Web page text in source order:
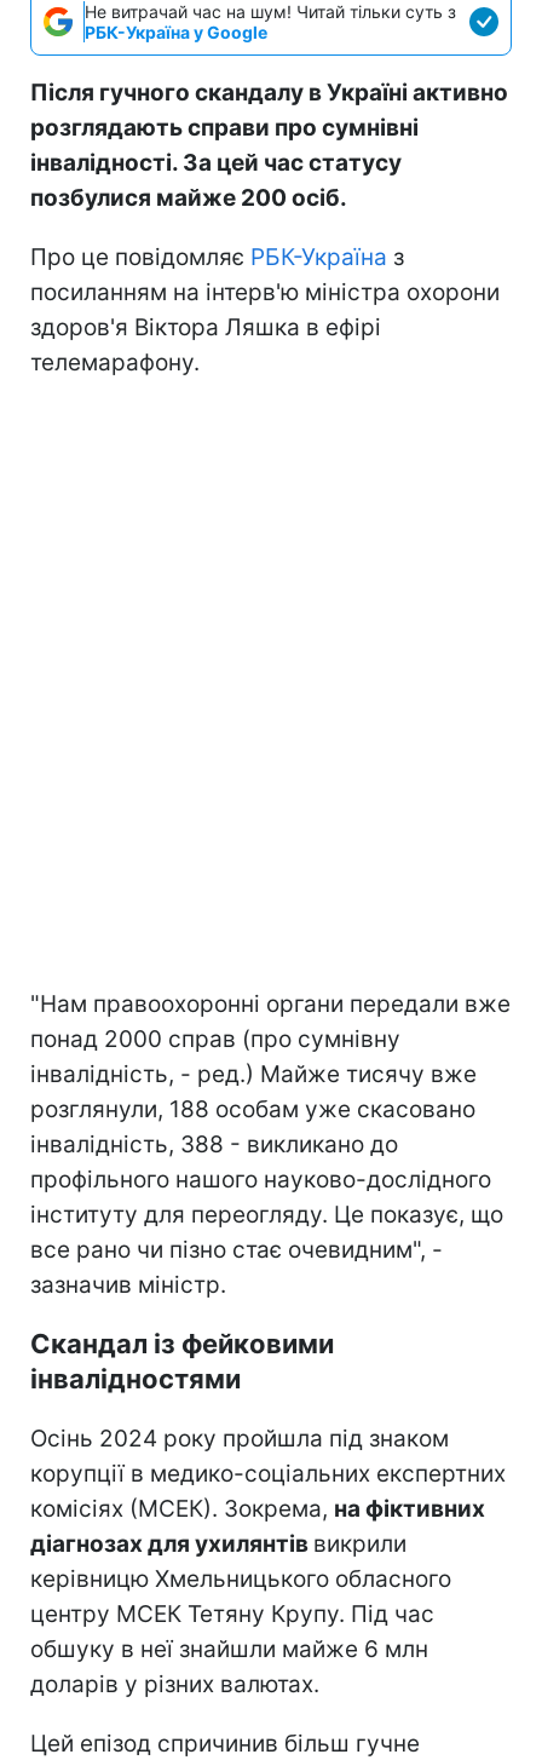
Не витрачай час на шум! Читай тільки суть з
РБК-Україна у Google
Після гучного скандалу в Україні активно
розглядають справи про сумнівні
інвалідності. За цей час статусу
позбулися майже 200 осіб.
Про це повідомляє РБК-Україна з
посиланням на інтерв'ю міністра охорони
здоров'я Віктора Ляшка в ефірі
телемарафону.
"Нам правоохоронні органи передали вже
понад 2000 справ (про сумнівну
інвалідність, - ред.) Майже тисячу вже
розглянули, 188 особам уже скасовано
інвалідність, 388 - викликано до
профільного нашого науково-дослідного
інституту для переогляду. Це показує, що
все рано чи пізно стає очевидним", -
зазначив міністр.
Скандал із фейковими
інвалідностями
Осінь 2024 року пройшла під знаком
корупції в медико-соціальних експертних
комісіях (МСЕК). Зокрема, на фіктивних
діагнозах для ухилянтів викрили
керівницю Хмельницького обласного
центру МСЕК Тетяну Крупу. Під час
обшуку в неї знайшли майже 6 млн
доларів у різних валютах.
Цей епізод спричинив більш гучне